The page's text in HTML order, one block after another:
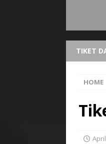
TIKET
HOME